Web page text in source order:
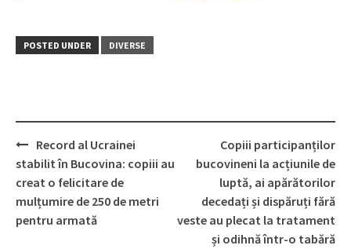
POSTED UNDER DIVERSE
Post
navigation
Record al Ucrainei
stabilit în Bucovina: copiii au
creat o felicitare de
mulțumire de 250 de metri
pentru armată
Copiii participanților
bucovineni la acțiunile de
luptă, ai apărătorilor
decedați și dispăruți fără
veste au plecat la tratament
și odihnă într-o tabără